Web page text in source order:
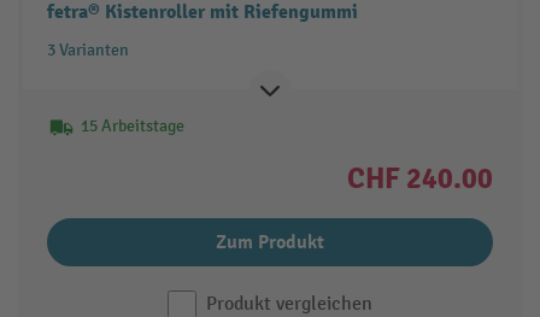
fetra® Kistenroller mit Riefengummi
3 Varianten
15 Arbeitstage
CHF 240.00
Zum Produkt
Produkt vergleichen